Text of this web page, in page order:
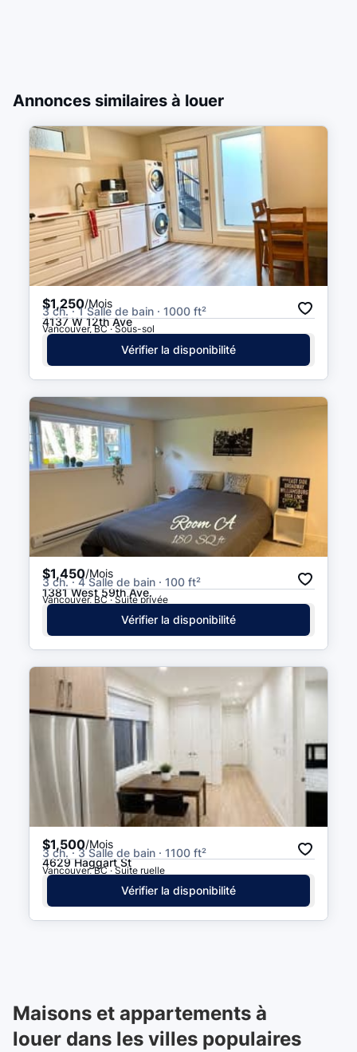
Annonces similaires à louer
$1,250/Mois
3 ch. · 1 Salle de bain · 1000 ft²
4137 W 12th Ave
Vancouver, BC · Sous-sol
Vérifier la disponibilité
$1,450/Mois
3 ch. · 4 Salle de bain · 100 ft²
1381 West 59th Ave.
Vancouver, BC · Suite privée
Vérifier la disponibilité
$1,500/Mois
3 ch. · 3 Salle de bain · 1100 ft²
4629 Haggart St
Vancouver, BC · Suite ruelle
Vérifier la disponibilité
Maisons et appartements à
louer dans les villes populaires